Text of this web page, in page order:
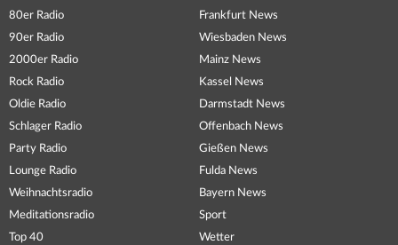
80er Radio
90er Radio
2000er Radio
Rock Radio
Oldie Radio
Schlager Radio
Party Radio
Lounge Radio
Weihnachtsradio
Meditationsradio
Top 40
Frankfurt News
Wiesbaden News
Mainz News
Kassel News
Darmstadt News
Offenbach News
Gießen News
Fulda News
Bayern News
Sport
Wetter